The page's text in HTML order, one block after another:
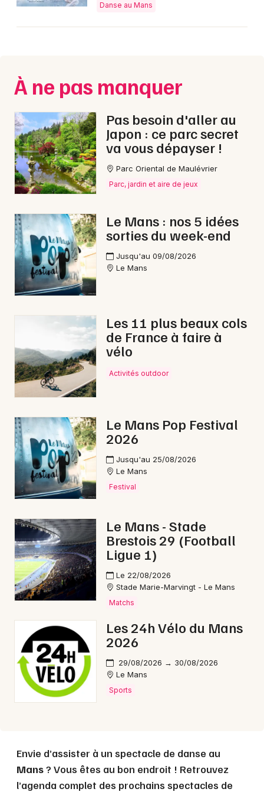
Artistes en tournée
Actus au Mans
Magazine au Mans
72 - Sarthe
Choisir mes départements
Je m'abonne
Danse au Mans
À ne pas manquer
Pas besoin d'aller au
Japon : ce parc secret
va vous dépayser !
Parc Oriental de Maulévrier
Parc, jardin et aire de jeux
Le Mans : nos 5 idées
sorties du week-end
Jusqu'au 09/08/2026
Le Mans
Les 11 plus beaux cols
de France à faire à
vélo
Activités outdoor
Le Mans Pop Festival
2026
Jusqu'au 25/08/2026
Le Mans
Festival
Le Mans - Stade
Brestois 29 (Football
Ligue 1)
Le 22/08/2026
Stade Marie-Marvingt - Le Mans
Matchs
Les 24h Vélo du Mans
2026
29/08/2026 → 30/08/2026
Le Mans
Sports
Envie d’assister à un spectacle de danse au
Mans? Vous êtes au bon endroit ! Retrouvez
l’agenda complet des prochains spectacles de